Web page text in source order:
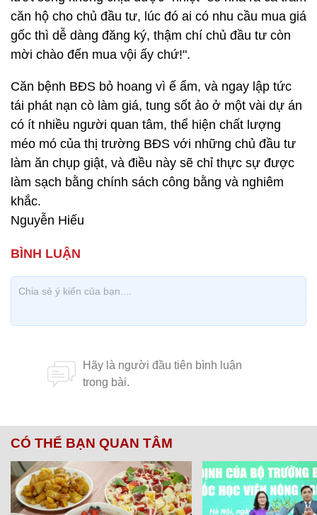
căn hộ cho chủ đầu tư, lúc đó ai có nhu cầu mua giá
gốc thì dễ dàng đăng ký, thậm chí chủ đầu tư còn
mời chào đến mua vội ấy chứ!".
Căn bệnh BĐS bỏ hoang vì ế ẩm, và ngay lập tức
tái phát nạn cò làm giá, tung sốt ảo ở một vài dự án
có ít nhiều người quan tâm, thể hiện chất lượng
méo mó của thị trường BĐS với những chủ đầu tư
làm ăn chụp giật, và điều này sẽ chỉ thực sự được
làm sạch bằng chính sách công bằng và nghiêm
khắc.
Nguyễn Hiếu
CÓ THỂ BẠN QUAN TÂM